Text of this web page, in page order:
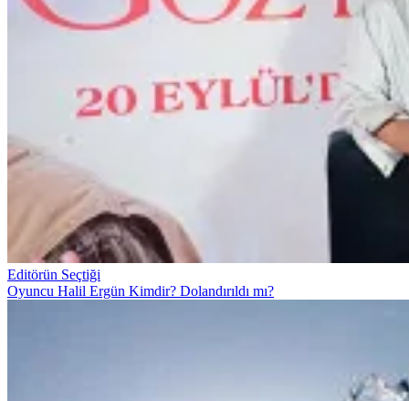
Editörün Seçtiği
Oyuncu Halil Ergün Kimdir? Dolandırıldı mı?